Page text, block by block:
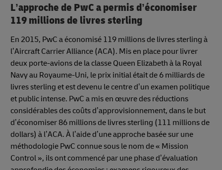
L’approche de PwC a permis d’économiser
119 millions de livres sterling
En 2015, PwC a économisé 119 millions de livres sterling à
l’Aircraft Carrier Alliance (ACA). Mis en place pour livrer
deux porte-avions de la classe Queen Elizabeth à la Royal
Navy au Royaume-Uni, le prix initial était de 6 milliards de
livres sterling et est devenu le centre d’un examen politique
et public intense. PwC a mis en œuvre des réductions
considérables des coûts d’approvisionnement, dans le but
d’économiser 86 millions de livres sterling (111 millions de
dollars) à l’ACA. À l’aide d’une approche basée sur une
méthodologie PwC connue sous le nom de « Mission
Control », ils ont commencé par une phase d’évaluation